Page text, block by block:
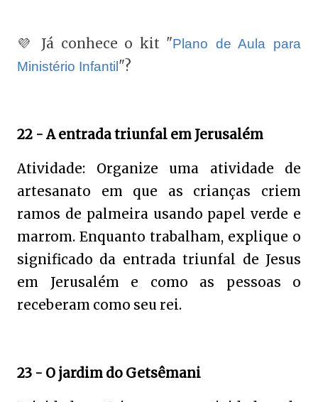
💜 Já conhece o kit "Plano de Aula para
Ministério Infantil "?
22 - A entrada triunfal em Jerusalém
Atividade: Organize uma atividade de
artesanato em que as crianças criem
ramos de palmeira usando papel verde e
marrom. Enquanto trabalham, explique o
significado da entrada triunfal de Jesus
em Jerusalém e como as pessoas o
receberam como seu rei.
23 - O jardim do Getsêmani